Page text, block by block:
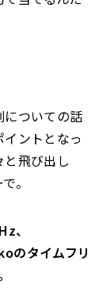
ついての話
ントとなっ
飛び出し
。
、
のタイムフリ